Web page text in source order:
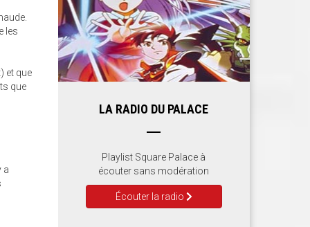
les
et que
que
a
LA RADIO DU PALACE
Playlist Square Palace à
écouter sans modération
Écouter la radio